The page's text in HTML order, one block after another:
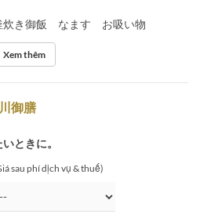
炊き御飯 なます お吸い物
Xem thêm
御膳
ときに。
sau phí dịch vụ & thuế)